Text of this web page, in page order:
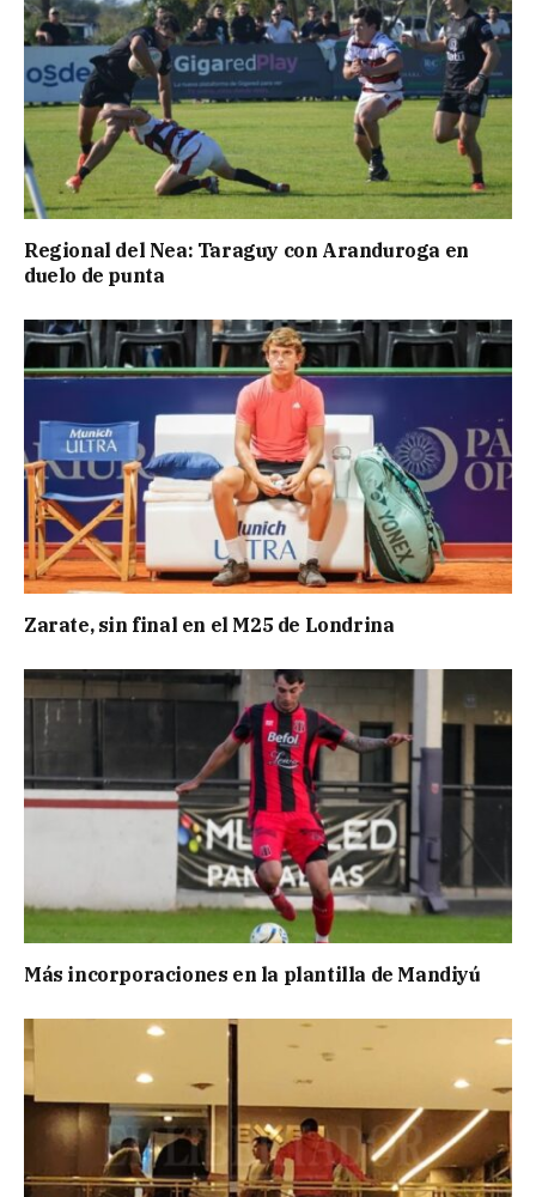
Regional del Nea: Taraguy con Aranduroga en
duelo de punta
Zarate, sin final en el M25 de Londrina
Más incorporaciones en la plantilla de Mandiyú